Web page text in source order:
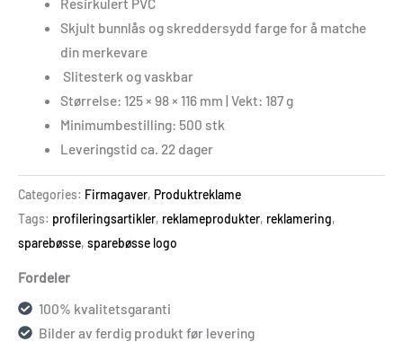
Skjult bunnlås og skreddersydd farge for å matche
din merkevare
Slitesterk og vaskbar
Størrelse: 125 × 98 × 116 mm | Vekt: 187 g
Minimumbestilling: 500 stk
Leveringstid ca. 22 dager
Categories: Firmagaver, Produktreklame
Tags: profileringsartikler, reklameprodukter, reklamering,
sparebøsse, sparebøsse logo
Fordeler
100% kvalitetsgaranti
Bilder av ferdig produkt før levering